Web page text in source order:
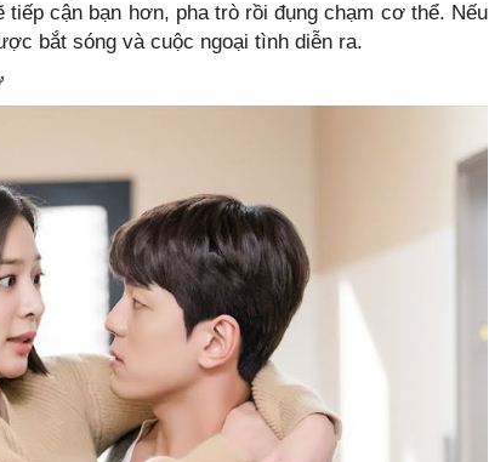
cận bạn hơn, pha trò rồi đụng chạm cơ thể. Nếu
bắt sóng và cuộc ngoại tình diễn ra.